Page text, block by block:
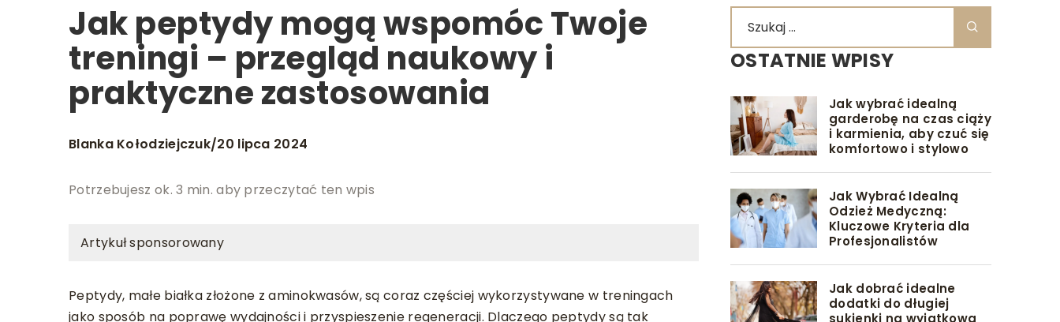
Jak peptydy mogą wspomóc Twoje
treningi – przegląd naukowy i
praktyczne zastosowania
Blanka Kołodziejczuk/20 lipca 2024
Potrzebujesz ok. 3 min. aby przeczytać ten wpis
Artykuł sponsorowany
Peptydy, małe białka złożone z aminokwasów, są coraz częściej wykorzystywane w treningach
jako sposób na poprawę wydajności i przyspieszenie regeneracji. Dlaczego peptydy są tak
OSTATNIE WPISY
Jak wybrać idealną
garderobę na czas ciąży
i karmienia, aby czuć się
komfortowo i stylowo
Jak Wybrać Idealną
Odzież Medyczną:
Kluczowe Kryteria dla
Profesjonalistów
Jak dobrać idealne
dodatki do długiej
sukienki na wyjątkową